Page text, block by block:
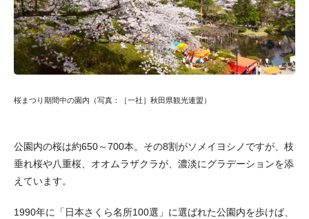
桜まつり期間中の園内（写真：［一社］秋田県観光連盟）
公園内の桜は約650～700本。その8割がソメイヨシノですが、枝
垂れ桜や八重桜、オオムラザクラが、濃淡にグラデーションを添
えています。
1990年に「日本さくら名所100選」に選ばれた公園内を歩けば、